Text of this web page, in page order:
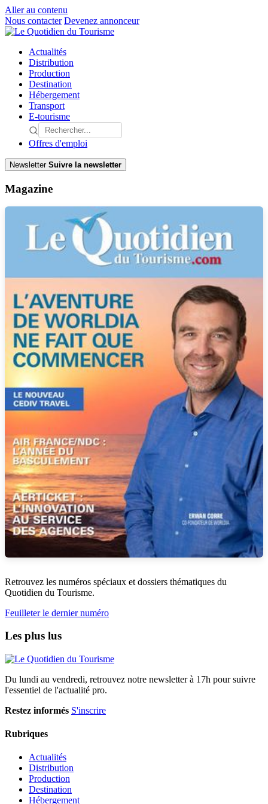
Aller au contenu
Nous contacter Devenez annonceur
Actualités
Distribution
Production
Destination
Hébergement
Transport
E-tourisme
Offres d'emploi
Newsletter Suivre la newsletter
Magazine
Retrouvez les numéros spéciaux et dossiers thématiques du
Quotidien du Tourisme.
Feuilleter le dernier numéro
Les plus lus
Du lundi au vendredi, retrouvez notre newsletter à 17h pour suivre
l'essentiel de l'actualité pro.
Restez informés S'inscrire
Rubriques
Actualités
Distribution
Production
Destination
Hébergement